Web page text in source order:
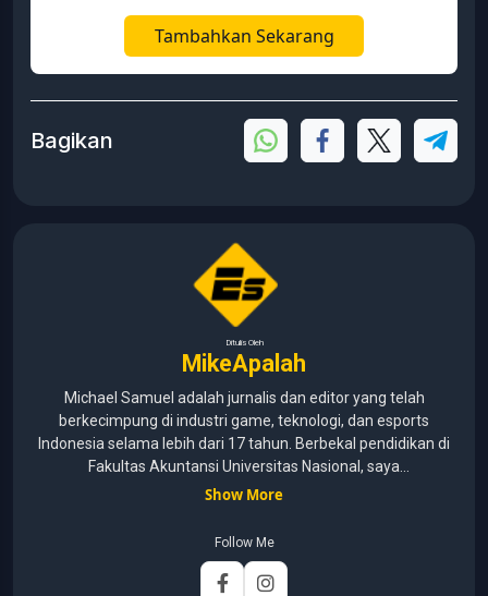
Tambahkan Sekarang
Bagikan
Ditulis Oleh
MikeApalah
Michael Samuel adalah jurnalis dan editor yang telah
berkecimpung di industri game, teknologi, dan esports
Indonesia selama lebih dari 17 tahun. Berbekal pendidikan di
Fakultas Akuntansi Universitas Nasional, saya
menggabungkan kemampuan analisis dengan pengalaman
pernah menangani berbagai peran, mulai dari reporter, editor,
marketing, business development, hingga Editor in Chief.
Fokus utamanya adalah menghadirkan tulisan yang
Show More
Follow Me